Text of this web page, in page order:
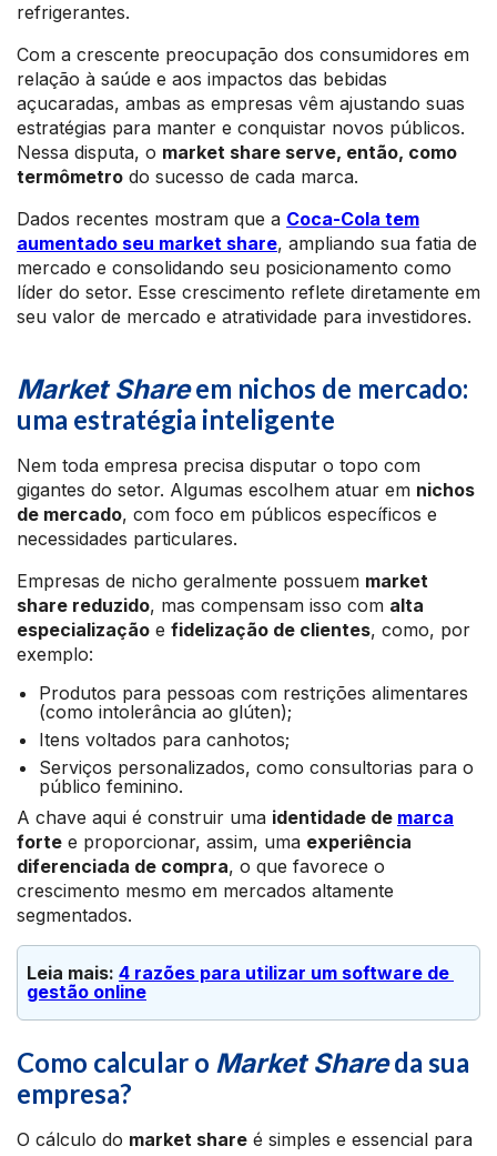
refrigerantes.
Com a crescente preocupação dos consumidores em
relação à saúde e aos impactos das bebidas
açucaradas, ambas as empresas vêm ajustando suas
estratégias para manter e conquistar novos públicos.
Nessa disputa, o market share serve, então, como
termômetro do sucesso de cada marca.
Dados recentes mostram que a Coca-Cola tem
aumentado seu market share, ampliando sua fatia de
mercado e consolidando seu posicionamento como
líder do setor. Esse crescimento reflete diretamente em
seu valor de mercado e atratividade para investidores.
Market Shareem nichos de mercado:
uma estratégia inteligente
Nem toda empresa precisa disputar o topo com
gigantes do setor. Algumas escolhem atuar em nichos
de mercado, com foco em públicos específicos e
necessidades particulares.
Empresas de nicho geralmente possuem market
share reduzido, mas compensam isso com alta
especialização e fidelização de clientes, como, por
exemplo:
Produtos para pessoas com restrições alimentares
(como intolerância ao glúten);
Itens voltados para canhotos;
Serviços personalizados, como consultorias para o
público feminino.
A chave aqui é construir uma identidade de marca
forte e proporcionar, assim, uma experiência
diferenciada de compra, o que favorece o
crescimento mesmo em mercados altamente
segmentados.
Leia mais: 4 razões para utilizar um software de
gestão online
Como calcular o Market Shareda sua
empresa?
O cálculo do market share é simples e essencial para